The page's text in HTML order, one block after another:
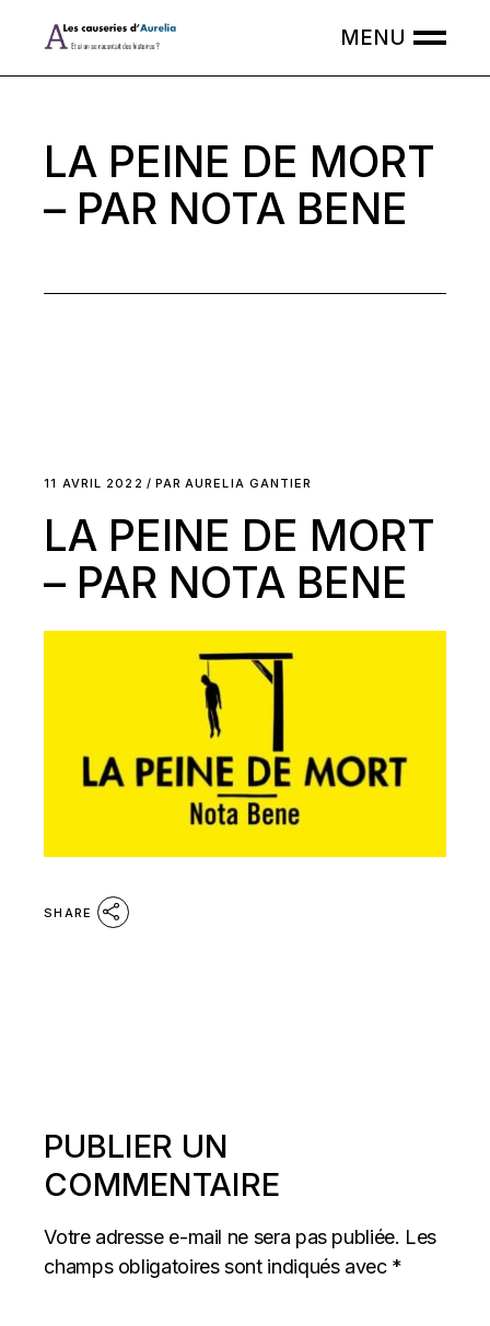
LA PEINE DE MORT
– PAR NOTA BENE
11 AVRIL 2022 PAR AURELIA GANTIER
LA PEINE DE MORT
– PAR NOTA BENE
SHARE
PUBLIER UN
COMMENTAIRE
Votre adresse e-mail ne sera pas publiée. Les
champs obligatoires sont indiqués avec *